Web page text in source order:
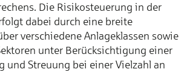
Die Risikosteuerung in der
dabei durch eine breite
verschiedene Anlageklassen sowie
unter Berücksichtigung einer
und Streuung bei einer Vielzahl an